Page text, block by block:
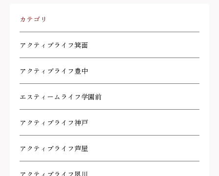
カテゴリ
アクティブライフ箕面
アクティブライフ豊中
エスティームライフ学園前
アクティブライフ神戸
アクティブライフ芦屋